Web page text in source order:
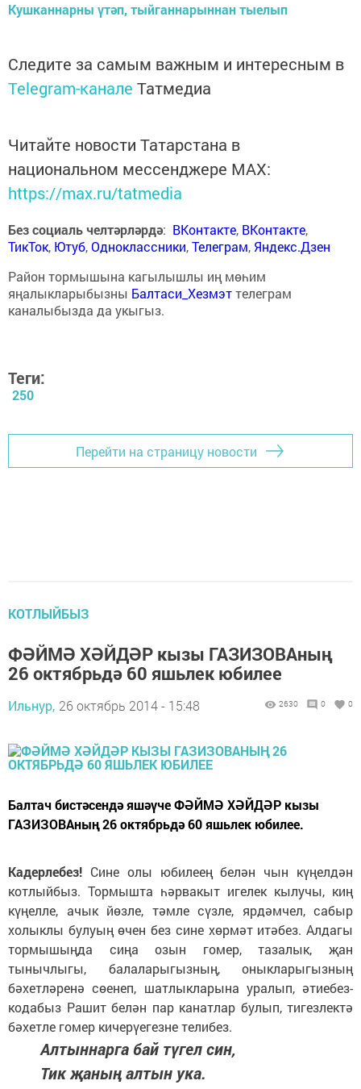
Кушканнарны үтәп, тыйганнарыннан тыелып
Следите за самым важным и интересным в
Telegram-канале Татмедиа
Читайте новости Татарстана в
национальном мессенджере MАХ:
https://max.ru/tatmedia
Без социаль челтәрләрдә: ВКонтакте, ВКонтакте,
ТикТок, Ютуб,Одноклассники,Телеграм, Яндекс.Дзен
Район тормышына кагылышлы иң мөһим
яңалыкларыбызны Балтаси_Хезмэттелеграм
каналыбызда да укыгыз.
Теги:
250
Перейти на страницу новости
КОТЛЫЙБЫЗ
ФӘЙМӘ ХӘЙДӘР кызы ГАЗИЗОВАның
26 октябрьдә 60 яшьлек юбилее
Ильнур, 26 октябрь 2014 - 15:48 2630 0 0
Балтач бистәсендә яшәүче ФӘЙМӘ ХӘЙДӘР кызы
ГАЗИЗОВАның 26 октябрьдә 60 яшьлек юбилее.
Кадерлебез! Сине олы юбилеең белән чын күңелдән
котлыйбыз. Тормышта һәрвакыт игелек кылучы, киң
күңелле, ачык йөзле, тәмле сүзле, ярдәмчел, сабыр
холыклы булуың өчен без сине хөрмәт итәбез. Алдагы
тормышыңда сиңа озын гомер, тазалык, җан
тынычлыгы, балаларыгызның, оныкларыгызның
бәхетләренә сөенеп, шатлыкларына уралып, әтиебез-
кодабыз Рашит белән пар канатлар булып, тигезлектә
бәхетле гомер кичерүегезне телибез.
Алтыннарга бай түгел син,
Тик җаның алтын ука.